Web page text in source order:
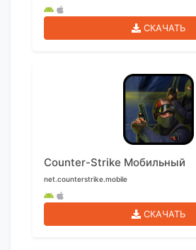
СКАЧАТЬ
Counter-Strike Мобильный
net.counterstrike.mobile
СКАЧАТЬ